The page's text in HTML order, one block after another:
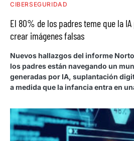
CIBERSEGURIDAD
El 80% de los padres teme que la
crear imágenes falsas
Nuevos hallazgos del informe
los padres están navegando un
generadas por IA, suplantación
a medida que la infancia entra en